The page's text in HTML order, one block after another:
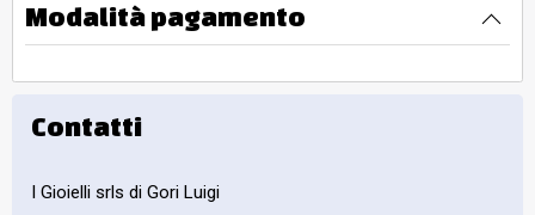
Modalità pagamento
Contatti
I Gioielli srls di Gori Luigi